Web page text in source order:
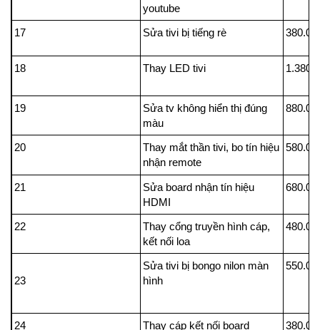
youtube
17 Sửa tivi bị tiếng rè
18 Thay LED tivi
19
Sửa tv không hiển thị đúng
màu
20
Thay mắt thần tivi, bo tín hiệu
nhận remote
21
Sửa board nhận tín hiệu
HDMI
22
Thay cổng truyền hình cáp,
kết nối loa
23
Sửa tivi bị bongo nilon màn
hình
24 Thay cáp kết nối board